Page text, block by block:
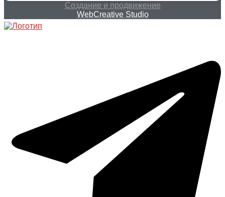
Создание и продвижение
WebCreative Studio